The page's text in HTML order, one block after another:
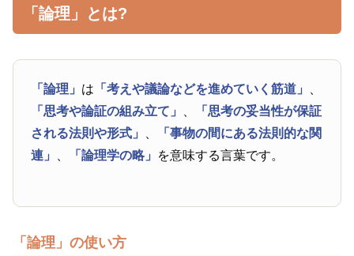
「論理」とは?
「論理」 は 「考えや議論などを進めていく筋道」
「思考や論証の組み立て」
「思考の妥当性が保証
される法則や形式」
「事物の間にある法則的な関
連」
「論理学の略」 を意味する言葉です。
「論理」の使い方